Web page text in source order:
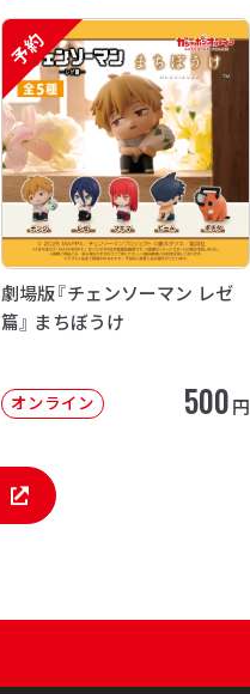
予約
劇場版『チェンソーマン レゼ
篇』 まちぼうけ
オンライン 500円